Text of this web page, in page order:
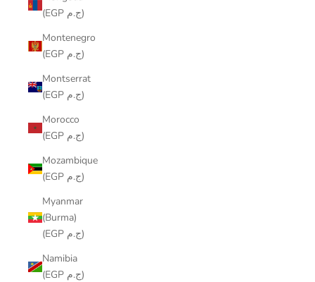
(EGP ج.م)
Montenegro
(EGP ج.م)
Montserrat
(EGP ج.م)
Morocco
(EGP ج.م)
Mozambique
(EGP ج.م)
Myanmar
(Burma)
(EGP ج.م)
Namibia
(EGP ج.م)